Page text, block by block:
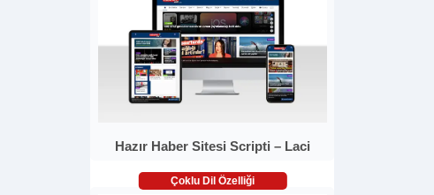
Hazır Haber Sitesi Scripti – Laci
Çoklu Dil Özelliği